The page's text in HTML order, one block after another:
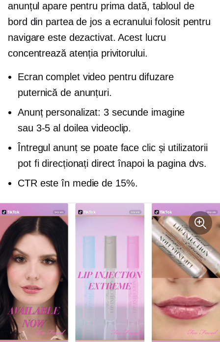
anunțul apare pentru prima dată, tabloul de
bord din partea de jos a ecranului folosit pentru
navigare este dezactivat. Acest lucru
concentrează atenția privitorului.
Ecran completvideo pentru difuzare
puternică de anunțuri.
Anunț personalizat: 3 secunde imagine
sau 3-5 al doilea videoclip.
Întregul anunț se poate face clic și utilizatorii
pot fi direcționați direct înapoi la pagina dvs.
CTR este în medie de 15%.